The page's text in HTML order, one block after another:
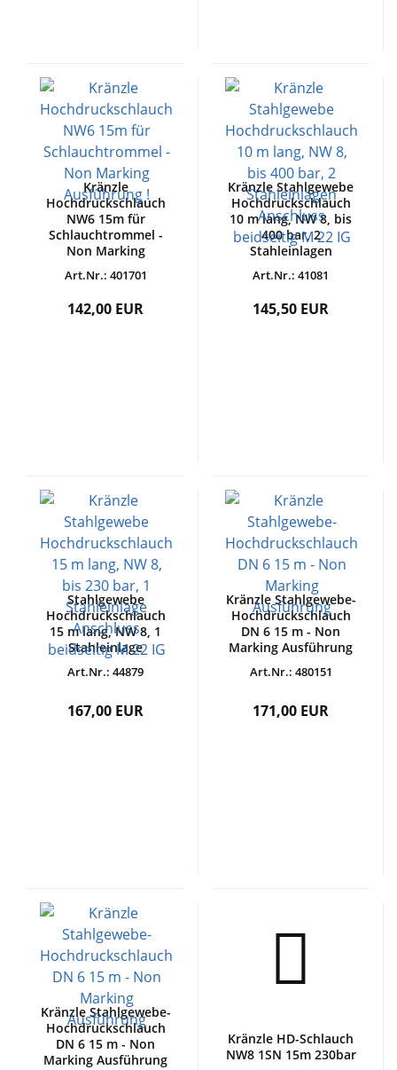
Kränzle
Hochdruckschlauch
NW6 15m für
Schlauchtrommel -
Non Marking
Art.Nr.: 401701
142,00 EUR
Kränzle Stahlgewebe
Hochdruckschlauch
10 m lang, NW 8, bis
400 bar, 2
Stahleinlagen
M 22 IG
Art.Nr.: 41081
145,50 EUR
Stahlgewebe
Hochdruckschlauch
15 m lang, NW 8, 1
Stahleinlage
Art.Nr.: 44879
167,00 EUR
Kränzle Stahlgewebe-
Hochdruckschlauch
DN 6 15 m - Non
Marking Ausführung
Art.Nr.: 480151
171,00 EUR
Kränzle Stahlgewebe-
Hochdruckschlauch
DN 6 15 m - Non
Marking Ausführung
Kränzle HD-Schlauch
NW8 1SN 15m 230bar